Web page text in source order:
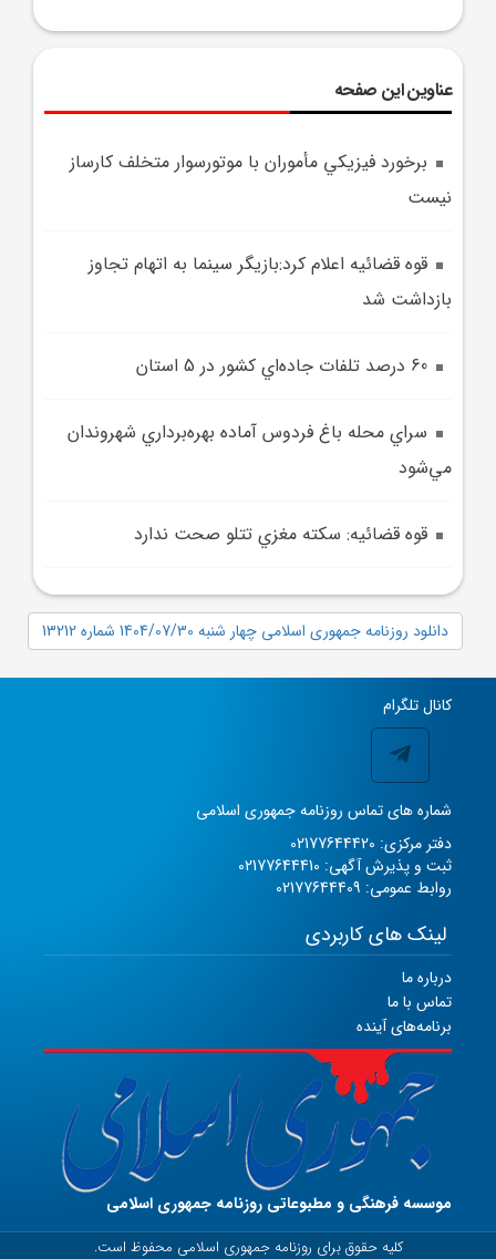
عناوین این صفحه
برخورد فيزيکي مأموران با موتورسوار متخلف کارساز
نيست
قوه قضائيه اعلام کرد:بازيگر سينما به اتهام تجاوز
بازداشت شد
60 درصد تلفات جاده‌اي کشور در 5 استان
سراي محله باغ فردوس آماده بهره‌برداري شهروندان
مي‌شود
قوه قضائيه: سکته مغزي تتلو صحت ندارد
دانلود روزنامه جمهوری اسلامی چهار شنبه 1404/07/30 شماره 13212
کانال تلگرام
شماره های تماس روزنامه جمهوری اسلامی
دفتر مرکزی: 02177644420
ثبت و پذیرش آگهی: 02177644410
روابط عمومی: 02177644409
لینک های کاربردی
درباره ما
تماس با ما
برنامه‌های آینده
موسسه فرهنگی و مطبوعاتی روزنامه جمهوری اسلامی
کلیه حقوق برای روزنامه جمهوری اسلامی محفوظ است.